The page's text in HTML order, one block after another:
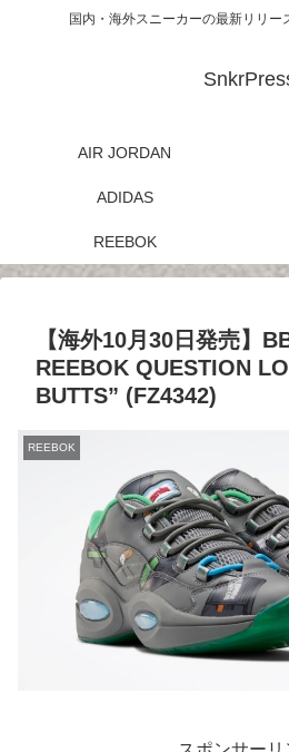
国内・海外スニーカーの最新リリー
AIR JORDAN
ADIDAS
REEBOK
【海外10月30日発売】
REEBOK QUESTION
BUTTS” (FZ4342)
REEBOK